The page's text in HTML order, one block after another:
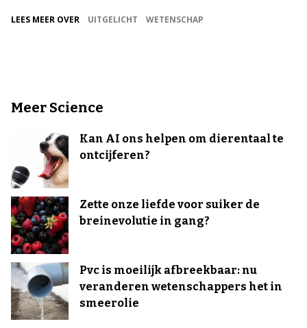
LEES MEER OVER UITGELICHT WETENSCHAP
Meer Science
Kan AI ons helpen om dierentaal te
ontcijferen?
Zette onze liefde voor suiker de
breinevolutie in gang?
Pvc is moeilijk afbreekbaar: nu
veranderen wetenschappers het in
smeerolie